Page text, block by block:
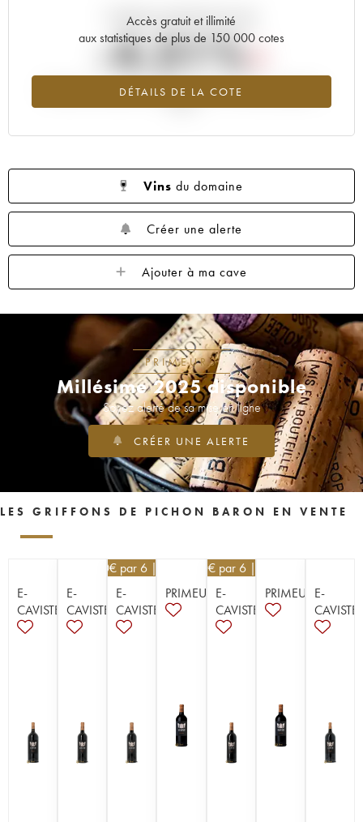
Accès gratuit et illimité
aux statistiques de plus de 150 000 cotes
DÉTAILS DE LA COTE
Tendance actuelle de la cote
-4.31%
Tendance à la baisse du millésime 2014 en 2026 par rapport à
Vins du domaine
Créer une alerte
Ajouter à ma cave
PRIMEURS
Millésime 2025 disponible
Soyez alerté de sa mise en ligne
CRÉER UNE ALERTE
LES GRIFFONS DE PICHON BARON EN VENTE
E-
CAVISTE
E-
CAVISTE
40,50€ par 6 | -10%
E-
CAVISTE
PRIMEUR
39,60€ par 6 | -10%
E-
CAVISTE
PRIMEUR
E-
CAVISTE